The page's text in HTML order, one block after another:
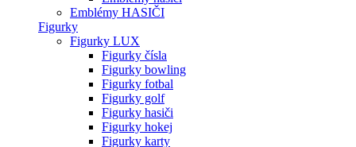
Emblémy HASIČI
Figurky
Figurky LUX
Figurky čísla
Figurky bowling
Figurky fotbal
Figurky golf
Figurky hasiči
Figurky hokej
Figurky karty